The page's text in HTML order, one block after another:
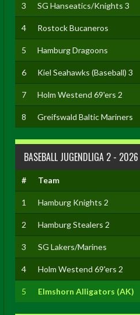
3 SG Hanseatics/Knights 3
4 Rostock Bucaneros
5 Hamburg Dragoons
6 Kiel Seahawks (Baseball) 3
7 Holm Westend 69'ers 2
8 Greifswald Baltic Mariners
BASEBALL JUGENDLIGA 2 - 2026
# Team
1 Hamburg Knights 2
2 Hamburg Stealers 2
3 SG Lakers/Marines
4 Holm Westend 69'ers 2
5 Elmshorn Alligators (AK)